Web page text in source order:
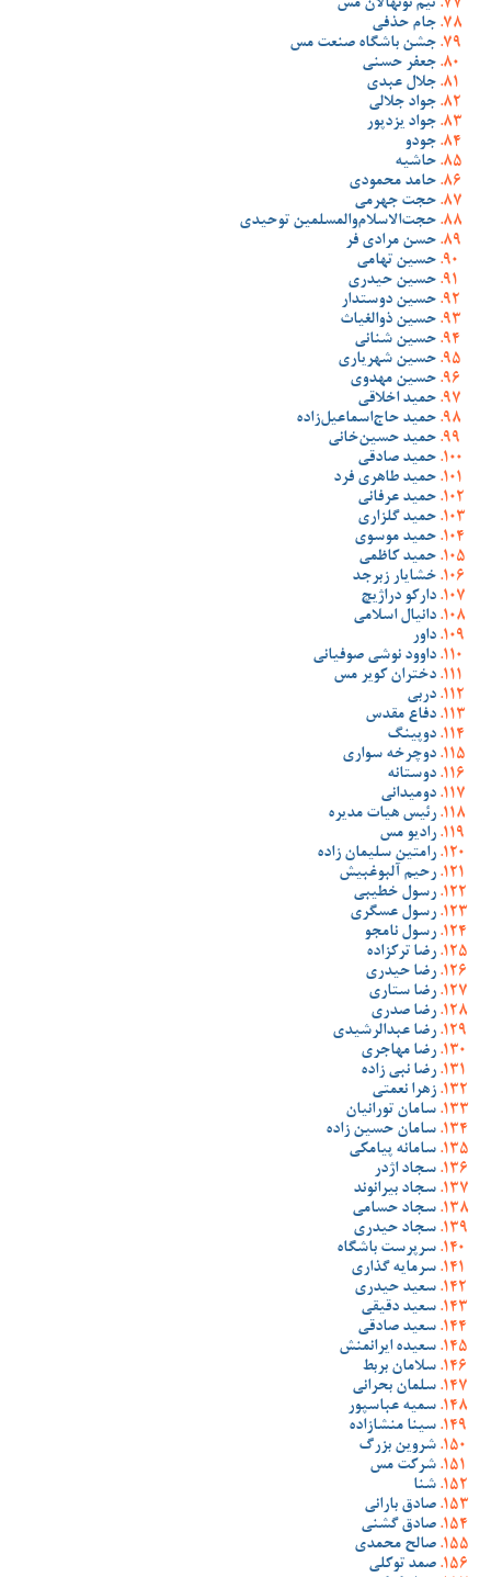
تیم نونهالان مس
جام حذفی
جشن باشگاه صنعت مس
جعفر حسنی
جلال عبدی
جواد جلالی
جواد یزدپور
جودو
حاشیه
حامد محمودی
حجت جهرمی
حجت‌الاسلام‌والمسلمین توحیدی
حسن مرادی فر
حسین تهامی
حسین حیدری
حسین دوستدار
حسین ذوالغیاث
حسین شنانی
حسین شهریاری
حسین مهدوی
حمید اخلاقی
حمید حاج‌اسماعیل‌زاده
حمید حسین‌خانی
حمید صادقی
حمید طاهری فرد
حمید عرفانی
حمید گلزاری
حمید موسوی
حمید کاظمی
خشایار زبرجد
دارکو دراژیچ
دانیال اسلامی
داور
داوود نوشی صوفیانی
دختران کویر مس
دربی
دفاع مقدس
دوپینگ
دوچرخه سواری
دوستانه
دومیدانی
رئیس هیات مدیره
رادیو مس
رامتین سلیمان زاده
رحیم آلبوغبیش
رسول خطیبی
رسول عسگری
رسول نامجو
رضا ترکزاده
رضا حیدری
رضا ستاری
رضا صدری
رضا عبدالرشیدی
رضا مهاجری
رضا نبی زاده
زهرا نعمتی
سامان تورانیان
سامان حسین زاده
سامانه پیامکی
سجاد اژدر
سجاد بیرانوند
سجاد حسامی
سجاد حیدری
سرپرست باشگاه
سرمایه گذاری
سعید حیدری
سعید دقیقی
سعید صادقی
سعیده ایرانمنش
سلامان بربط
سلمان بحرانی
سمیه عباسپور
سینا منشازاده
شروین بزرگ
شرکت مس
شنا
صادق بارانی
صادق گشنی
صالح محمدی
صمد توکلی